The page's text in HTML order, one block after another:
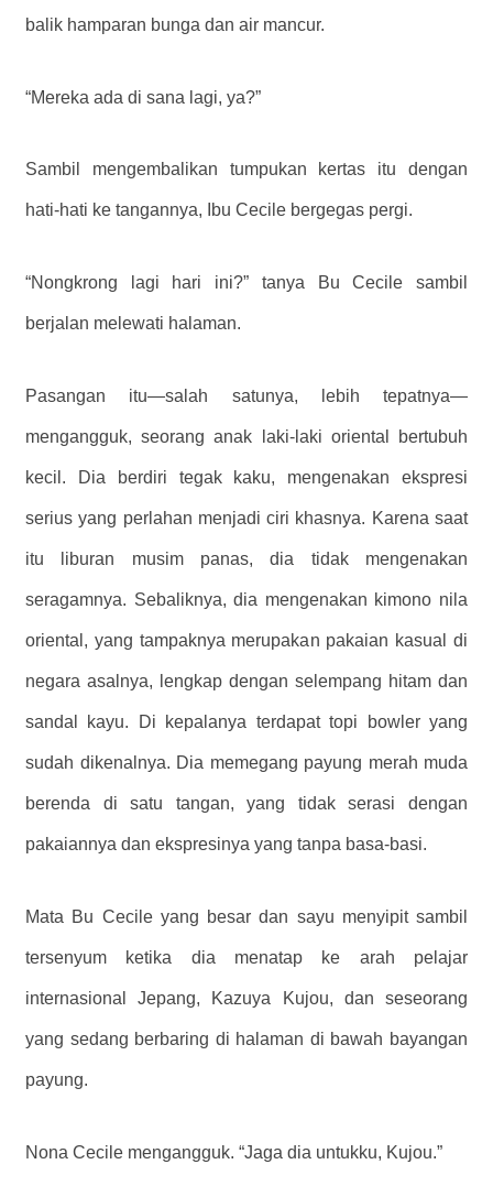
balik hamparan bunga dan air mancur.
“Mereka ada di sana lagi, ya?”
Sambil mengembalikan tumpukan kertas itu dengan
hati-hati ke tangannya, Ibu Cecile bergegas pergi.
“Nongkrong lagi hari ini?” tanya Bu Cecile sambil
berjalan melewati halaman.
Pasangan itu—salah satunya, lebih tepatnya—
mengangguk, seorang anak laki-laki oriental bertubuh
kecil. Dia berdiri tegak kaku, mengenakan ekspresi
serius yang perlahan menjadi ciri khasnya. Karena saat
itu liburan musim panas, dia tidak mengenakan
seragamnya. Sebaliknya, dia mengenakan kimono nila
oriental, yang tampaknya merupakan pakaian kasual di
negara asalnya, lengkap dengan selempang hitam dan
sandal kayu. Di kepalanya terdapat topi bowler yang
sudah dikenalnya. Dia memegang payung merah muda
berenda di satu tangan, yang tidak serasi dengan
pakaiannya dan ekspresinya yang tanpa basa-basi.
Mata Bu Cecile yang besar dan sayu menyipit sambil
tersenyum ketika dia menatap ke arah pelajar
internasional Jepang, Kazuya Kujou, dan seseorang
yang sedang berbaring di halaman di bawah bayangan
payung.
Nona Cecile mengangguk. “Jaga dia untukku, Kujou.”